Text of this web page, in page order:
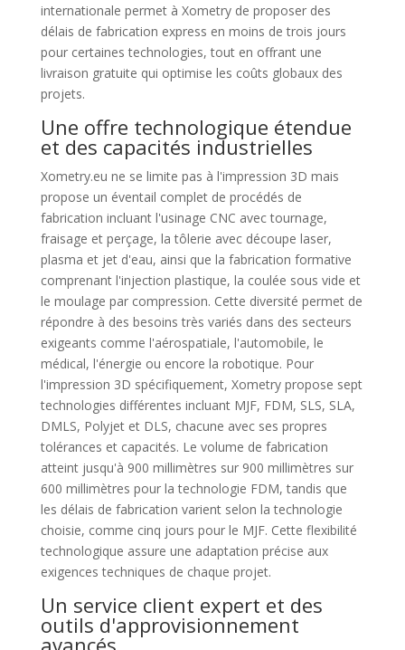
internationale permet à Xometry de proposer des
délais de fabrication express en moins de trois jours
pour certaines technologies, tout en offrant une
livraison gratuite qui optimise les coûts globaux des
projets.
Une offre technologique étendue
et des capacités industrielles
Xometry.eu ne se limite pas à l'impression 3D mais
propose un éventail complet de procédés de
fabrication incluant l'usinage CNC avec tournage,
fraisage et perçage, la tôlerie avec découpe laser,
plasma et jet d'eau, ainsi que la fabrication formative
comprenant l'injection plastique, la coulée sous vide et
le moulage par compression. Cette diversité permet de
répondre à des besoins très variés dans des secteurs
exigeants comme l'aérospatiale, l'automobile, le
médical, l'énergie ou encore la robotique. Pour
l'impression 3D spécifiquement, Xometry propose sept
technologies différentes incluant MJF, FDM, SLS, SLA,
DMLS, Polyjet et DLS, chacune avec ses propres
tolérances et capacités. Le volume de fabrication
atteint jusqu'à 900 millimètres sur 900 millimètres sur
600 millimètres pour la technologie FDM, tandis que
les délais de fabrication varient selon la technologie
choisie, comme cinq jours pour le MJF. Cette flexibilité
technologique assure une adaptation précise aux
exigences techniques de chaque projet.
Un service client expert et des
outils d'approvisionnement
avancés